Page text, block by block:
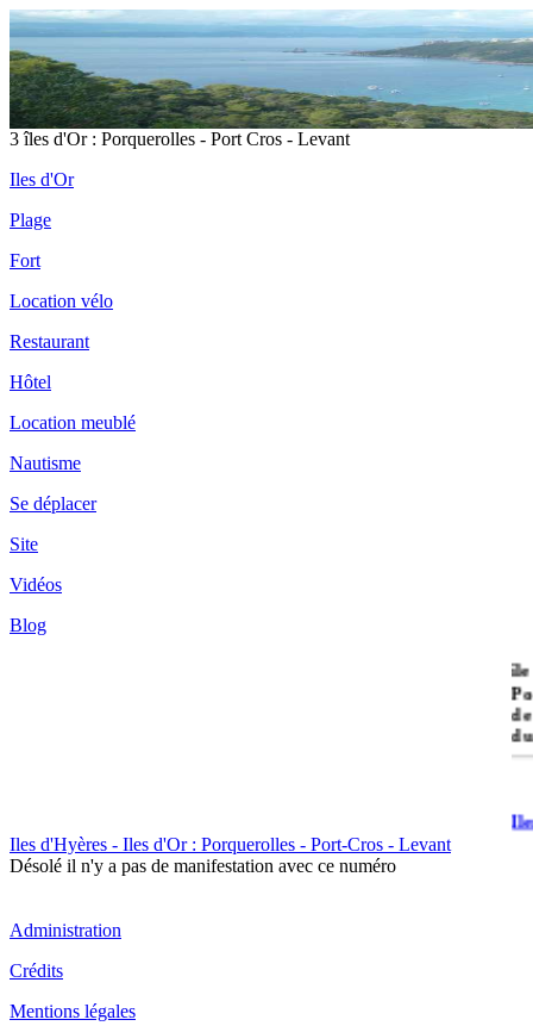
3 îles d'Or : Porquerolles - Port Cros - Levant
Iles d'Or
Plage
Fort
Location vélo
Restaurant
Hôtel
Location meublé
Nautisme
Se déplacer
Site
Vidéos
Blog
île
Iles d'Hyères - Iles d'Or : Porquerolles - Port-Cros - Levant
Désolé il n'y a pas de manifestation avec ce numéro
Administration
Crédits
Mentions légales